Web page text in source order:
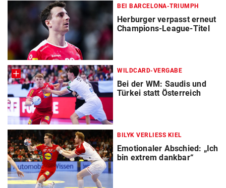
BEI BARCELONA-TRIUMPH
Herburger verpasst erneut
Champions-League-Titel
WILDCARD-VERGABE
Bei der WM: Saudis und
Türkei statt Österreich
BILYK VERLIESS KIEL
Emotionaler Abschied: „Ich
bin extrem dankbar“